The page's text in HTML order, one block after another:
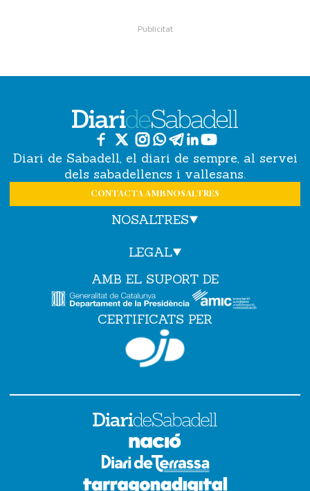
Diari de Sabadell, el diari de sempre, al servei
dels sabadellencs i vallesans.
CONTACTA AMB NOSALTRES
NOSALTRES
LEGAL
AMB EL SUPORT DE
CERTIFICATS PER